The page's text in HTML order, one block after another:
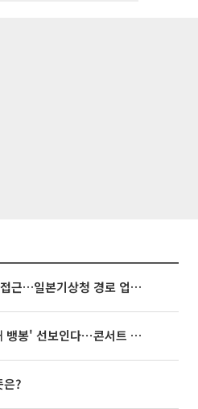
태풍 '돌핀' 오키나와 접근…일본기상청 경로 업데이트
빅뱅, 20주년 기념 '새 뱅봉' 선보인다⋯콘서트 앞두고 팝업 개최
?